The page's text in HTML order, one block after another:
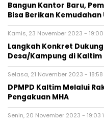
Bangun Kantor Baru,
Bisa Berikan
Kamis, 23 November 2023 - 19:00
Langkah Konkret
Desa/Kampung di
Selasa, 21 November 2023 - 18:58
DPMPD Kaltim Melalui
Pengakuan MHA
Senin, 20 November 2023 - 19:03